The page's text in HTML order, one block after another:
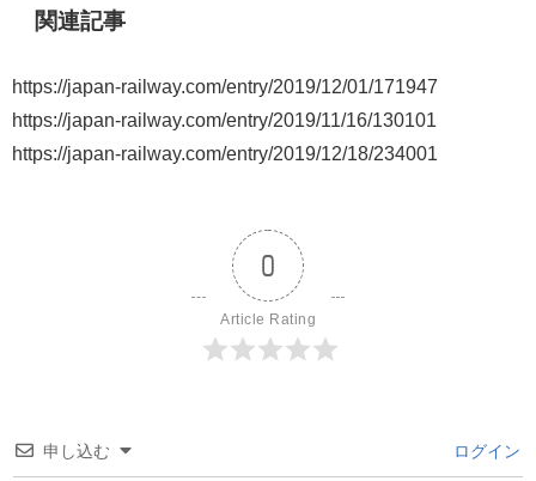
関連記事
https://japan-railway.com/entry/2019/12/01/171947
https://japan-railway.com/entry/2019/11/16/130101
https://japan-railway.com/entry/2019/12/18/234001
0
Article Rating
申し込む ログイン